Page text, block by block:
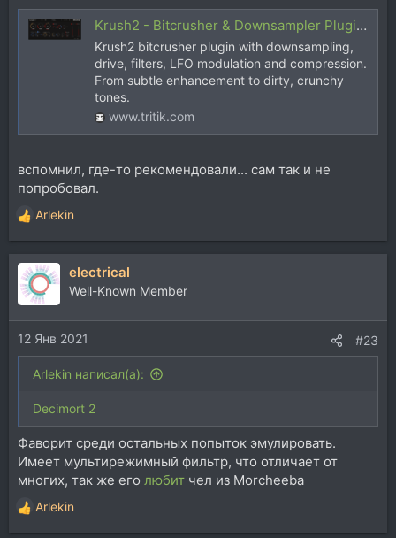
Krush2 - Bitcrusher & Downsampler Plugin by Tritik
Krush2 bitcrusher plugin with downsampling,
drive, filters, LFO modulation and compression.
From subtle enhancement to dirty, crunchy
tones.
www.tritik.com
вспомнил, где-то рекомендовали... сам так и не
попробовал.
Р
е
а
к
ц
и
и
:
Arlekin
electrical
Well-Known Member
12 Янв 2021 #23
Arlekin написал(а):
Decimort 2
Фаворит среди остальных попыток эмулировать.
Имеет мультирежимный фильтр, что отличает от
многих, так же его любит чел из Morcheeba
Р
е
Arlekin